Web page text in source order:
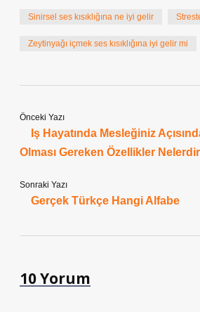
Sinirsel ses kısıklığına ne iyi gelir
Zeytinyağı içmek ses kısıklığına iyi gelir mi
Önceki Yazı
Iş Hayatında Mesleğiniz
Olması Gereken Özellikler Nelerdir
Sonraki Yazı
Gerçek Türkçe Hangi Alfabe
10 Yorum